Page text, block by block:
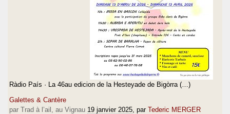
Ràdio País · La 46au edicion de la Hesteyade de Bigòrra (…)
Galettes & Cantère
par Trad à l’ail, au Vignau 19 janvier 2025 , par Tederic MERGER